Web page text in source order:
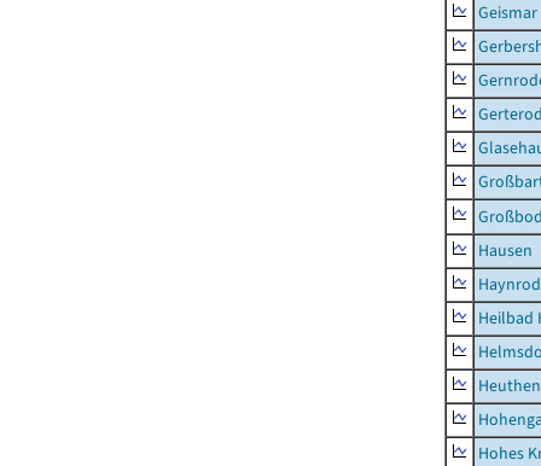
Geismar
Hausen
Heilbad
Heuthen
Hohes